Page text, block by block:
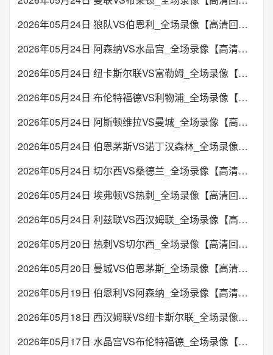
2026年05月24日 狼队VS伯恩利_全场录像【高清回放】
2026年05月24日 阿森纳VS水晶宫_全场录像【高清回放】
2026年05月24日 纽卡斯尔联VS富勒姆_全场录像【高清回放】
2026年05月24日 布伦特福德VS利物浦_全场录像【高清回放】
2026年05月24日 阿斯顿维拉VS曼城_全场录像【高清回放】
2026年05月24日 伯恩茅斯VS诺丁汉森林_全场录像【高清回放】
2026年05月24日 切尔西VS桑德兰_全场录像【高清回放】
2026年05月24日 埃弗顿VS热刺_全场录像【高清回放】
2026年05月24日 利兹联VS西汉姆联_全场录像【高清回放】
2026年05月20日 热刺VS切尔西_全场录像【高清回放】
2026年05月20日 曼城VS伯恩茅斯_全场录像【高清回放】
2026年05月19日 伯恩利VS阿森纳_全场录像【高清回放】
2026年05月18日 西汉姆联VS纽卡斯尔联_全场录像【高清回放】
2026年05月17日 水晶宫VS布伦特福德_全场录像【高清回放】